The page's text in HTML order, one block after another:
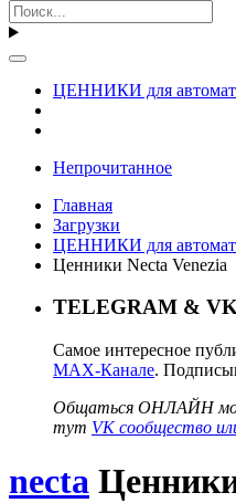
ЦЕННИКИ для
Непрочитанное
Главная
Загрузки
ЦЕННИКИ для
Ценники Necta Venezia
TELEGRAM &
Самое интересное
MAX-Канале.
Общаться ОНЛАЙН
тут VK сообщество
necta